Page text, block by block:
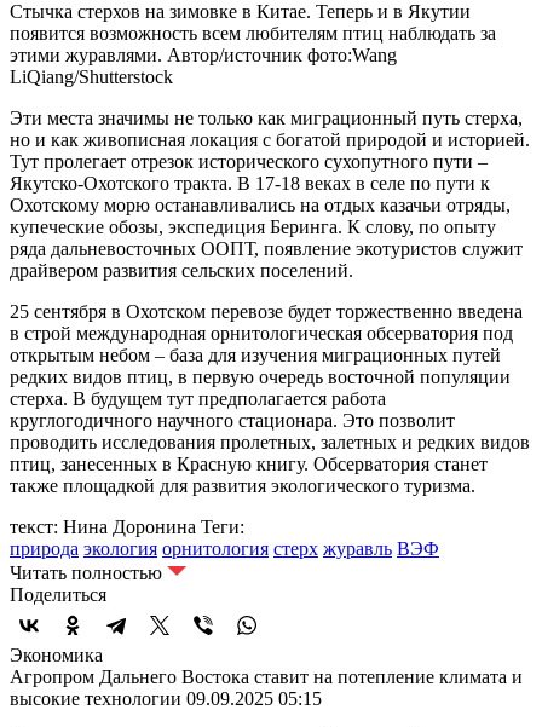
Стычка стерхов на зимовке в Китае. Теперь и в Якутии
появится возможность всем любителям птиц наблюдать за
этими журавлями. Автор/источник фото:Wang
LiQiang/Shutterstock
Эти места значимы не только как миграционный путь стерха,
но и как живописная локация с богатой природой и историей.
Тут пролегает отрезок исторического сухопутного пути –
Якутско-Охотского тракта. В 17-18 веках в селе по пути к
Охотскому морю останавливались на отдых казачьи отряды,
купеческие обозы, экспедиция Беринга. К слову, по опыту
ряда дальневосточных ООПТ, появление экотуристов служит
драйвером развития сельских поселений.
25 сентября в Охотском перевозе будет торжественно введена
в строй международная орнитологическая обсерватория под
открытым небом – база для изучения миграционных путей
редких видов птиц, в первую очередь восточной популяции
стерха. В будущем тут предполагается работа
круглогодичного научного стационара. Это позволит
проводить исследования пролетных, залетных и редких видов
птиц, занесенных в Красную книгу. Обсерватория станет
также площадкой для развития экологического туризма.
текст: Нина Доронина Теги:
природа экология орнитология стерх журавль ВЭФ
Читать полностью
Поделиться
Экономика
Агропром Дальнего Востока ставит на потепление климата и
высокие технологии 09.09.2025 05:15